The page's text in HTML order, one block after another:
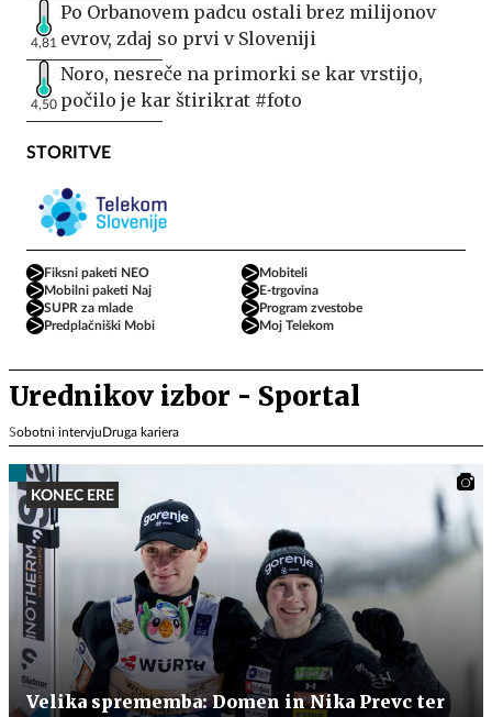
4,81
Po Orbanovem padcu ostali brez milijonov
evrov, zdaj so prvi v Sloveniji
4,50
Noro, nesreče na primorki se kar vrstijo,
počilo je kar štirikrat #foto
STORITVE
Fiksni paketi NEO
Mobiteli
Mobilni paketi Naj
E-trgovina
SUPR za mlade
Program zvestobe
Predplačniški Mobi
Moj Telekom
Urednikov izbor - Sportal
Sobotni intervjuDruga kariera
KONEC ERE
Velika sprememba: Domen in Nika Prevc ter